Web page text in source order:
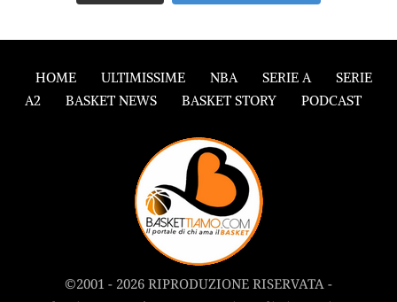
HOME ULTIMISSIME NBA SERIE A
SERIE
A2
BASKET NEWS BASKET STORY PODCAST
©2001 - 2026 RIPRODUZIONE RISERVATA -